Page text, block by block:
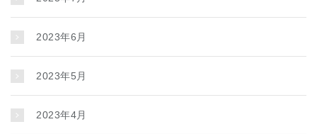
2023年6月
2023年5月
2023年4月